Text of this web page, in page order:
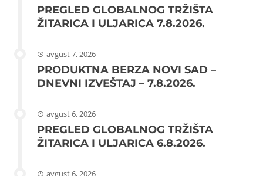
PREGLED GLOBALNOG TRŽIŠTA
ŽITARICA I ULJARICA 7.8.2026.
avgust 7, 2026
PRODUKTNA BERZA NOVI SAD –
DNEVNI IZVEŠTAJ – 7.8.2026.
avgust 6, 2026
PREGLED GLOBALNOG TRŽIŠTA
ŽITARICA I ULJARICA 6.8.2026.
avgust 6, 2026